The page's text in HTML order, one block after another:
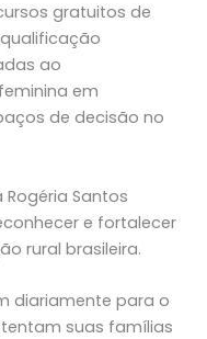
gratuitos de
ao
em
de decisão no
Santos
e fortalecer
rural brasileira.
diariamente para o
suas famílias